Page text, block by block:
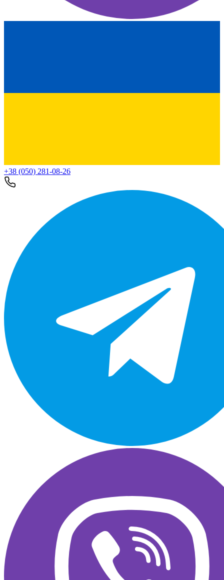
+38 (050) 281-08-26